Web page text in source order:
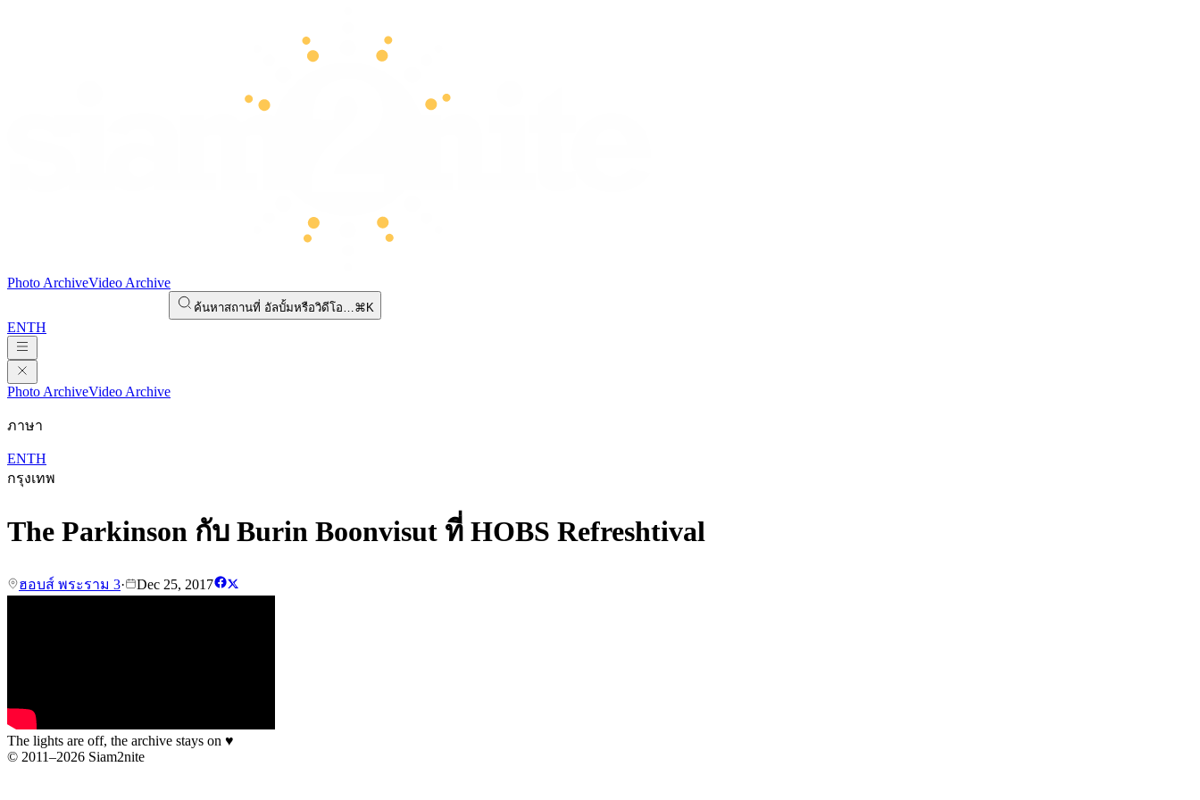
Photo ArchiveVideo Archive
ค้นหาสถานที่ อัลบั้มหรือวิดีโอ…⌘K
ENTH
Photo ArchiveVideo Archive
ภาษา
ENTH
กรุงเทพ
The Parkinson กับ Burin Boonvisut ที่ HOBS Refreshtival
ฮอบส์ พระราม 3· Dec 25, 2017
The lights are off, the archive stays on ♥
© 2011–2026 Siam2nite